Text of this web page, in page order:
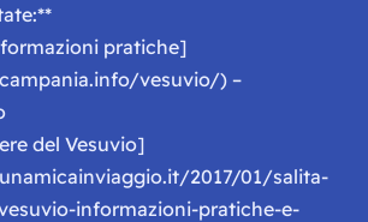
pratiche]
vesuvio/) –
del Vesuvio]
2017/01/salita-
informazioni-pratiche-e-